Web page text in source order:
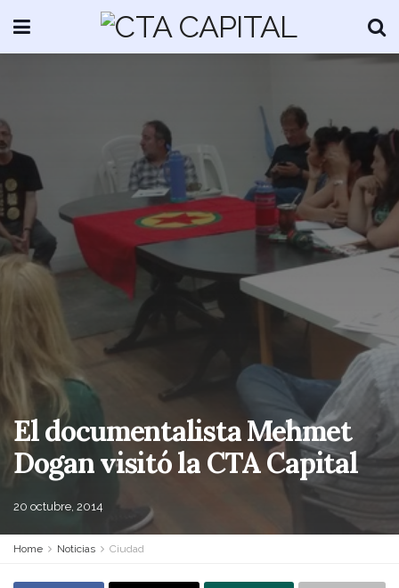
El documentalista Mehmet
Dogan visitó la CTA Capital
20 octubre, 2014
Home Noticias Ciudad